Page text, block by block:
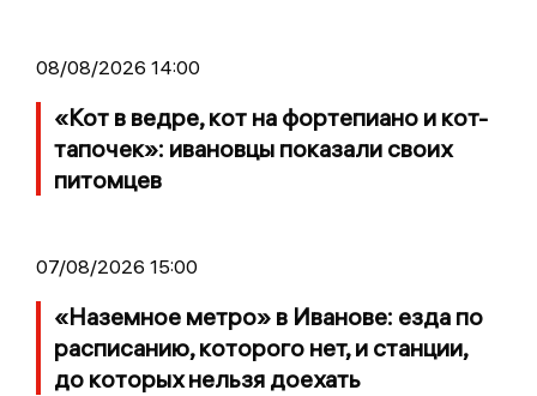
08/08/2026 14:00
«Кот в ведре, кот на фортепиано и кот-
тапочек»: ивановцы показали своих
питомцев
07/08/2026 15:00
«Наземное метро» в Иванове: езда по
расписанию, которого нет, и станции,
до которых нельзя доехать